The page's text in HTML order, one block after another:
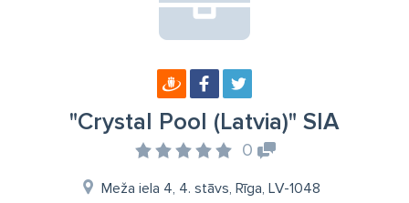
"Crystal Pool (Latvia)" SIA
0
Meža iela 4, 4. stāvs, Rīga, LV-1048